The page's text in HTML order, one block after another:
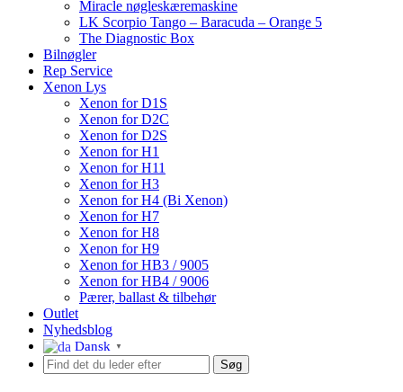
Miracle nøgleskæremaskine
LK Scorpio Tango – Baracuda – Orange 5
The Diagnostic Box
Bilnøgler
Rep Service
Xenon Lys
Xenon for D1S
Xenon for D2C
Xenon for D2S
Xenon for H1
Xenon for H11
Xenon for H3
Xenon for H4 (Bi Xenon)
Xenon for H7
Xenon for H8
Xenon for H9
Xenon for HB3 / 9005
Xenon for HB4 / 9006
Pærer, ballast & tilbehør
Outlet
Nyhedsblog
Dansk ▼
Søg